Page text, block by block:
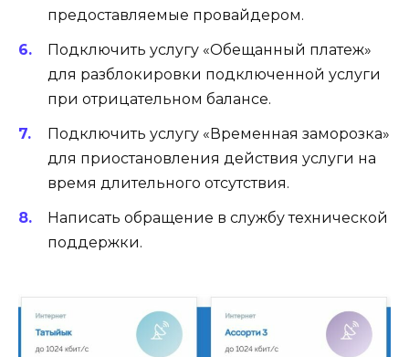
предоставляемые провайдером.
Подключить услугу «Обещанный платеж»
для разблокировки подключенной услуги
при отрицательном балансе.
Подключить услугу «Временная заморозка»
для приостановления действия услуги на
время длительного отсутствия.
Написать обращение в службу технической
поддержки.